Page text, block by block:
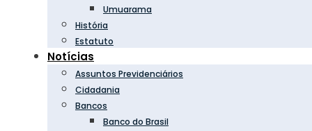
Umuarama
História
Estatuto
Notícias
Assuntos Previdenciários
Cidadania
Bancos
Banco do Brasil